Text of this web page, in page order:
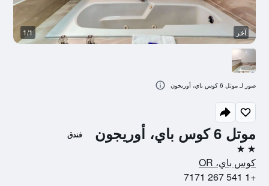
موتل 6 كوس باي، أوريجون فندق
2 نجمتين
كوس باي، OR
+1 541 267 7171
آخر 1/1
صور لـ موتل 6 كوس باي، أوريجون